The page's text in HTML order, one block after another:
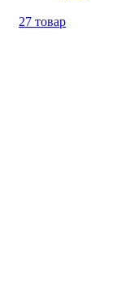
27 товар